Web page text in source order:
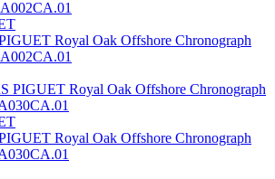
Royal Oak Offshore Chronograph
Royal Oak Offshore Chronograph